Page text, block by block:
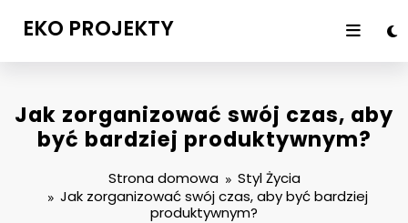
EKO PROJEKTY
Jak zorganizować swój czas, aby
być bardziej produktywnym?
Strona domowa
Styl Życia
Jak zorganizować swój czas, aby być bardziej
produktywnym?